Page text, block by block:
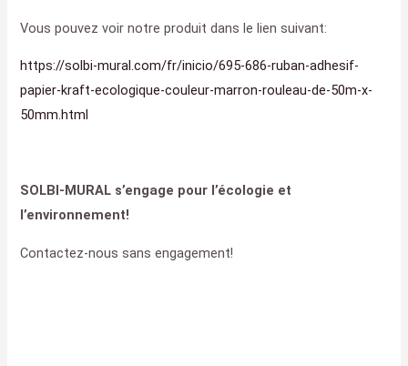
Vous pouvez voir notre produit dans le lien suivant:
https://solbi-mural.com/fr/inicio/695-686-ruban-adhesif-
papier-kraft-ecologique-couleur-marron-rouleau-de-50m-x-
50mm.html
SOLBI-MURAL s’engage pour l’écologie et
l’environnement!
Contactez-nous sans engagement!